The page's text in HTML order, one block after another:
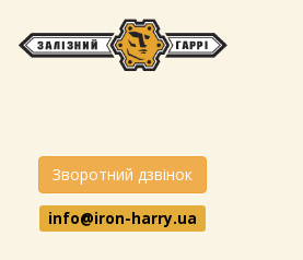
Зворотний дзвінок
info@iron-harry.ua